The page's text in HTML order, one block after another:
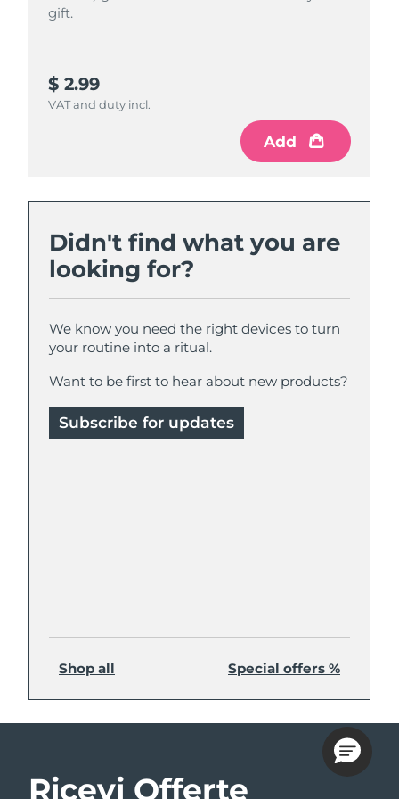
gift.
$ 2.99
VAT and duty incl.
Add
gift.
$ 4.99
VAT and duty incl.
Add
Didn't find what you are
looking for?
We know you need the right devices to turn
your routine into a ritual.
Want to be first to hear about new products?
Subscribe for updates
Shop all Special offers %
Ricevi Offerte